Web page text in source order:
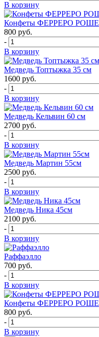
В корзину
Конфеты ФЕРРЕРО РОШЕ
800 руб.
-
В корзину
Медведь Топтыжка 35 см
1600 руб.
-
В корзину
Медведь Кельвин 60 см
2700 руб.
-
В корзину
Медведь Мартин 55см
2500 руб.
-
В корзину
Медведь Ника 45см
2100 руб.
-
В корзину
Раффаэлло
700 руб.
-
В корзину
Конфеты ФЕРРЕРО РОШЕ
800 руб.
-
В корзину